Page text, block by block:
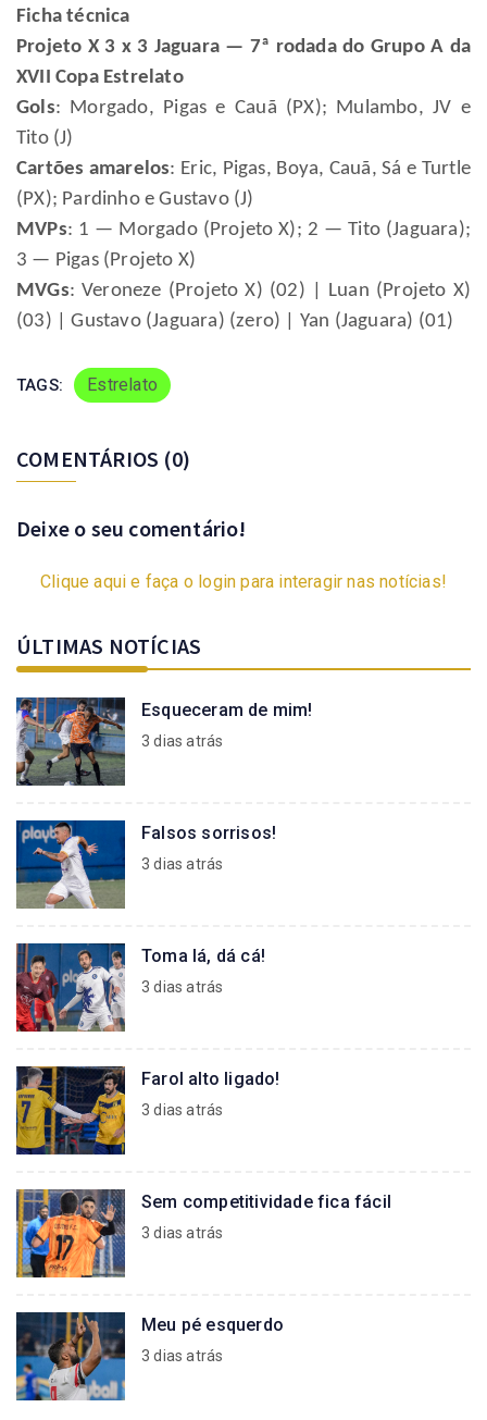
Ficha técnica
Projeto X 3 x 3 Jaguara — 7ª rodada do Grupo A da
XVII Copa Estrelato
Gols: Morgado, Pigas e Cauã (PX); Mulambo, JV e
Tito (J)
Cartões amarelos: Eric, Pigas, Boya, Cauã, Sá e Turtle
(PX); Pardinho e Gustavo (J)
MVPs: 1 — Morgado (Projeto X); 2 — Tito (Jaguara);
3 — Pigas (Projeto X)
MVGs: Veroneze (Projeto X) (02) | Luan (Projeto X)
(03) | Gustavo (Jaguara) (zero) | Yan (Jaguara) (01)
TAGS: Estrelato
COMENTÁRIOS (0)
Deixe o seu comentário!
Clique aqui e faça o login para interagir nas notícias!
ÚLTIMAS NOTÍCIAS
Esqueceram de mim!
3 dias atrás
Falsos sorrisos!
3 dias atrás
Toma lá, dá cá!
3 dias atrás
Farol alto ligado!
3 dias atrás
Sem competitividade fica fácil
3 dias atrás
Meu pé esquerdo
3 dias atrás